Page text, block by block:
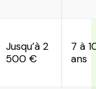
Jusqu’à 2
500 €
7 à
ans